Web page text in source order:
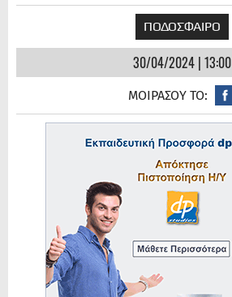
ΠΟΔΟΣΦΑΙΡΟ
30/04/2024 | 13:00
ΜΟΙΡΑΣΟΥ ΤΟ: